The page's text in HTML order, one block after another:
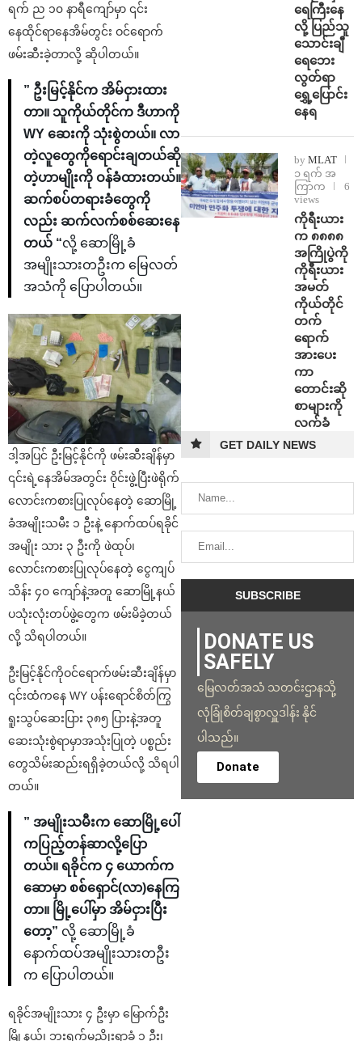
ရက် ည ၁၀ နာရီကျော်မှာ ၎င်း
နေထိုင်ရာနေအိမ်တွင်း ဝင်ရောက်
ဖမ်းဆီးခဲ့တာလို့ ဆိုပါတယ်။
” ဦးမြင့်နိုင်က အိမ်ငှားထား
တာ။ သူကိုယ်တိုင်က ဒီဟာကို
WY ဆေးကို သုံးစွဲတယ်။ လာ
တဲ့လူတွေကိုရောင်းချတယ်ဆို
တဲ့ဟာမျိုးကို ဝန်ခံထားတယ်။
ဆက်စပ်တရားခံတွေကို
လည်း ဆက်လက်စစ်ဆေးနေ
တယ် “လို့ ဆောမြို့ခံ
အမျိုးသားတဦးက မြေလတ်
အသံကို ပြောပါတယ်။
ဒါ့အပြင် ဦးမြင့်နိုင်ကို ဖမ်းဆီးချိန်မှာ
၎င်းရဲ့နေအိမ်အတွင်း ဝိုင်းဖွဲ့ပြီးဖဲရိုက်
လောင်းကစားပြုလုပ်နေတဲ့ ဆောမြို့
ခံအမျိုးသမီး ၁ ဦးနဲ့ နောက်ထပ်ရခိုင်
အမျိုး သား ၃ ဦးကို ဖဲထုပ်၊
လောင်းကစားပြုလုပ်နေတဲ့ ငွေကျပ်
သိန်း ၄၀ ကျော်နဲ့အတူ ဆောမြို့နယ်
ပသုံးလုံးတပ်ဖွဲ့တွေက ဖမ်းမိခဲ့တယ်
လို့ သိရပါတယ်။
ဦးမြင့်နိုင်ကိုဝင်ရောက်ဖမ်းဆီးချိန်မှာ
၎င်းထံကနေ WY ပန်းရောင်စိတ်ကြွ
ရူးသွပ်ဆေးပြား ၃၈၅ ပြားနဲ့အတူ
ဆေးသုံးစွဲရာမှာအသုံးပြုတဲ့ ပစ္စည်း
တွေသိမ်းဆည်းရရှိခဲ့တယ်လို့ သိရပါ
တယ်။
” အမျိုးသမီးက ဆောမြို့ပေါ်
ကပြည့်တန်ဆာလို့ပြော
တယ်။ ရခိုင်က ၄ ယောက်က
ဆောမှာ စစ်ရှောင်(လာ)နေကြ
တာ။ မြို့ပေါ်မှာ အိမ်ငှားပြီး
တော့” လို့ ဆောမြို့ခံ
နောက်ထပ်အမျိုးသားတဦး
က ပြောပါတယ်။
ရခိုင်အမျိုးသား ၄ ဦးမှာ မြောက်ဦး
မြို့နယ်၊ ဘူးရွက်မညိုးရွာခံ ၁ ဦး၊
ရေကြီးနေ
လို့ ပြည်သူ
သောင်းချီ
ရေဘေး
လွတ်ရာ
ရွှေ့ပြောင်း
နေရ
by MLAT
၁ ရက် အ
ကြာက
6
views
ကိုရီးယား
က ၈၈၈၈
အကြိုပွဲကို
ကိုရီးယား
အမတ်
ကိုယ်တိုင်
တက်
ရောက်
အားပေး
ကာ
တောင်းဆို
စာများကို
လက်ခံ
GET DAILY NEWS
DONATE US
SAFELY
မြေလတ်အသံ သတင်းဌာနသို့
လုံခြုံစိတ်ချစွာလှူဒါန်း နိုင်
ပါသည်။
Donate